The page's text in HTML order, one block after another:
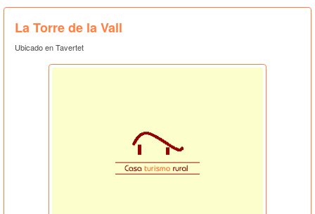
La Torre de la Vall
Ubicado en Tavertet